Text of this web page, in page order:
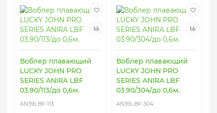
Воблер плавающий
LUCKY JOHN PRO
SERIES ANIRA LBF
03.90/113/до 0,6м.
AN39LBF-113
Воблер плавающий
LUCKY JOHN PRO
SERIES ANIRA LBF
03.90/304/до 0,6м.
AN39LBF-304